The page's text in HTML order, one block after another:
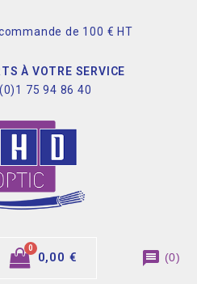
de 100 € HT
À VOTRE SERVICE
75 94 86 40
0,00 € message (0)